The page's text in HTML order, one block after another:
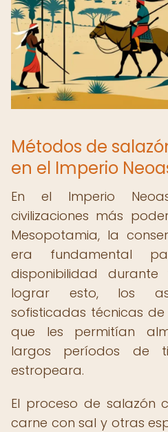
Métodos de
en el Imperio
En el Imperio
civilizaciones más
Mesopotamia, la
era fundamental
disponibilidad
lograr esto, los
sofisticadas técnicas
que les permitían
largos períodos de
estropeara.
El proceso de salazón
carne con sal y otras